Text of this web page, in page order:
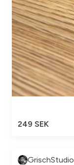
249 SEK
GrischStudio